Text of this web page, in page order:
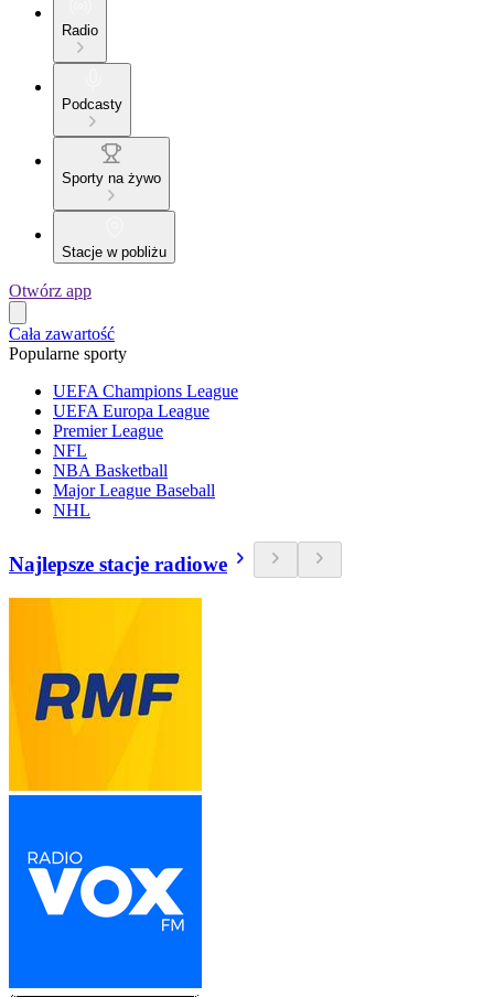
Radio
Podcasty
Sporty na żywo
Stacje w pobliżu
Otwórz app
Cała zawartość
Popularne sporty
UEFA Champions League
UEFA Europa League
Premier League
NFL
NBA Basketball
Major League Baseball
NHL
Najlepsze stacje radiowe